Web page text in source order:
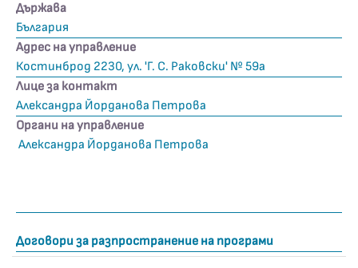
Държава
България
Адрес на управление
Костинброд 2230, ул. 'Г. С. Раковски' № 59а
Лице за контакт
Александра Йорданова Петрова
Органи на управление
Александра Йорданова Петрова
Договори за разпространение на програми